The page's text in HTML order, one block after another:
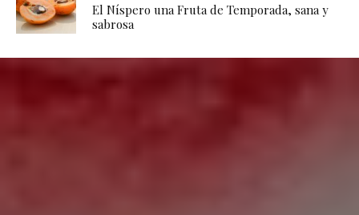
El Níspero una Fruta de Temporada, sana y
sabrosa